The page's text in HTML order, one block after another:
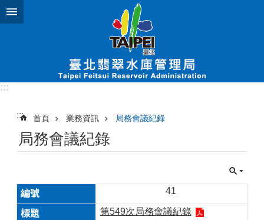
跳到主要內容區塊
:::
::: 首頁 業務資訊 局務會議紀錄
局務會議紀錄
41
第549次局務會議紀錄